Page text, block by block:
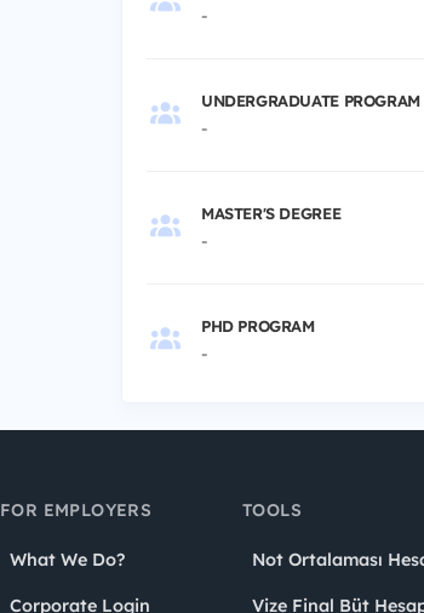
-
UNDERGRADUATE PROGRAM
-
MASTER'S DEGREE
-
PHD PROGRAM
-
FOR EMPLOYERS
What We Do?
Corporate Login
TOOLS
Not Ortalaması
Vize Final Büt